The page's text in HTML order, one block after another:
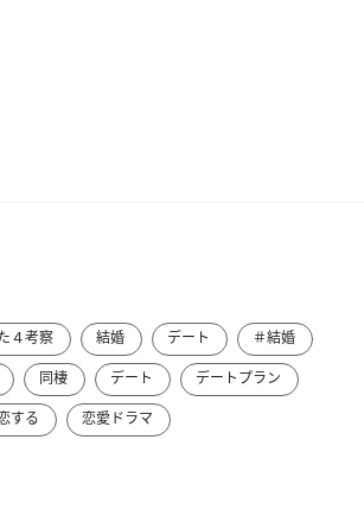
４考察 結婚 デート
＃結婚
同棲 デート
デートプラン
する 恋愛ドラマ